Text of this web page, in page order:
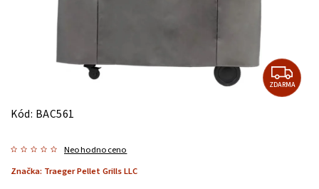
ZDARMA
Kód: BAC561
Neohodnoceno
Značka: Traeger Pellet Grills LLC